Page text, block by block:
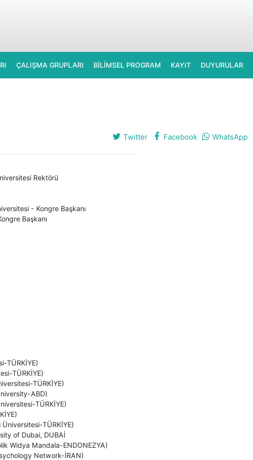
ÇALIŞMA GRUPLARI BİLİMSEL PROGRAM KAYIT DUYURULAR
Twitter Facebook WhatsApp
Rektörü
- Kongre Başkanı
Başkanı
TÜRKİYE)
TÜRKİYE)
TÜRKİYE)
ABD)
TÜRKİYE)
Üniversitesi-TÜRKİYE)
of Dubai, DUBAİ
Widya Mandala-ENDONEZYA)
Network-İRAN)